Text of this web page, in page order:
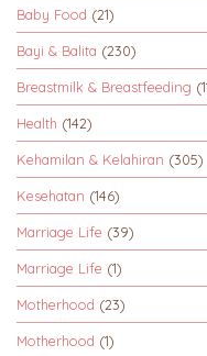
Baby Food (21)
Bayi & Balita (230)
Breastmilk & Breastfeeding
Health (142)
Kehamilan & Kelahiran (305)
Kesehatan (146)
Marriage Life (39)
Marriage Life (1)
Motherhood (23)
Motherhood (1)